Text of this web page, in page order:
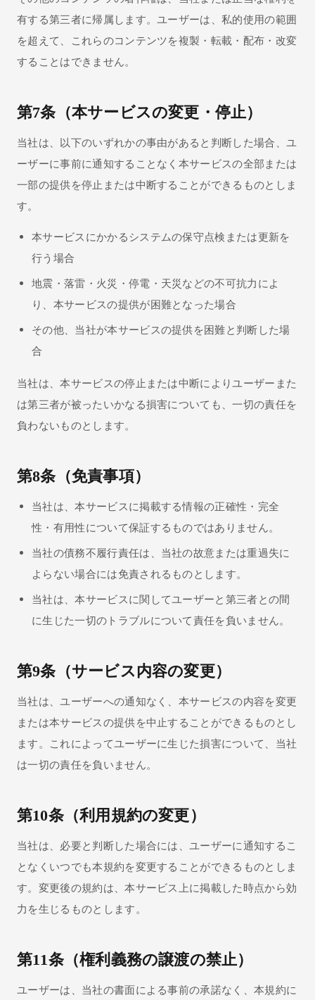
有する第三者に帰属します。ユーザーは、私的使用の範囲
を超えて、これらのコンテンツを複製・転載・配布・改変
することはできません。
第7条（本サービスの変更・停止）
当社は、以下のいずれかの事由があると判断した場合、ユ
ーザーに事前に通知することなく本サービスの全部または
一部の提供を停止または中断することができるものとしま
す。
本サービスにかかるシステムの保守点検または更新を
行う場合
地震・落雷・火災・停電・天災などの不可抗力によ
り、本サービスの提供が困難となった場合
その他、当社が本サービスの提供を困難と判断した場
合
当社は、本サービスの停止または中断によりユーザーまた
は第三者が被ったいかなる損害についても、一切の責任を
負わないものとします。
第8条（免責事項）
当社は、本サービスに掲載する情報の正確性・完全
性・有用性について保証するものではありません。
当社の債務不履行責任は、当社の故意または重過失に
よらない場合には免責されるものとします。
当社は、本サービスに関してユーザーと第三者との間
に生じた一切のトラブルについて責任を負いません。
第9条（サービス内容の変更）
当社は、ユーザーへの通知なく、本サービスの内容を変更
または本サービスの提供を中止することができるものとし
ます。これによってユーザーに生じた損害について、当社
は一切の責任を負いません。
第10条（利用規約の変更）
当社は、必要と判断した場合には、ユーザーに通知するこ
となくいつでも本規約を変更することができるものとしま
す。変更後の規約は、本サービス上に掲載した時点から効
力を生じるものとします。
第11条（権利義務の譲渡の禁止）
ユーザーは、当社の書面による事前の承諾なく、本規約に